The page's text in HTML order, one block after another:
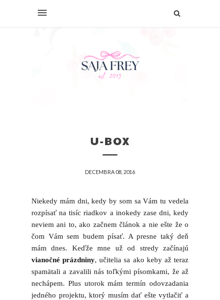
U-BOX
DECEMBRA 08, 2016
Niekedy mám dni, kedy by som sa Vám tu vedela
rozpísať na tisíc riadkov a inokedy zase dni, kedy
neviem ani to, ako začnem článok a nie ešte že o
čom Vám sem budem písať. A presne taký deň
mám dnes. Keďže mne už od stredy začínajú
vianočné prázdniny, učitelia sa ako keby až teraz
spamätali a zavalili nás toľkými písomkami, že až
nechápem. Plus utorok mám termín odovzadania
jedného projektu, ktorý musím dať ešte vytlačiť a